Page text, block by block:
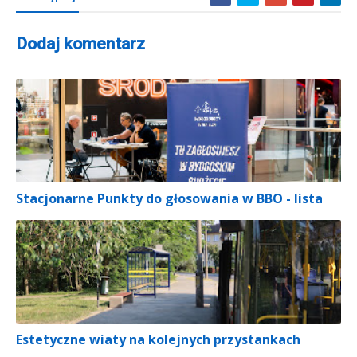
Dodaj komentarz
Stacjonarne Punkty do głosowania w BBO - lista
Estetyczne wiaty na kolejnych przystankach